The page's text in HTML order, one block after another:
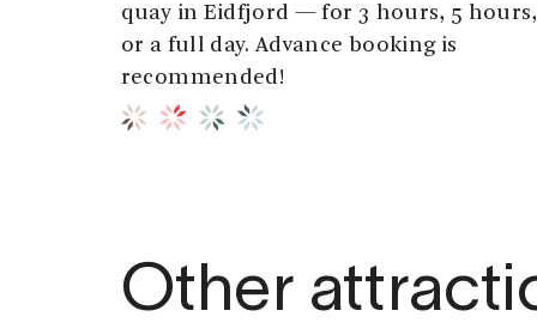
quay in Eidfjord — for 3 hours, 5 hours,
or a full day. Advance booking is
recommended!
Other